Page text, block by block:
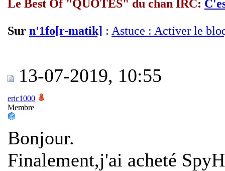
Le Best Of "QUOTES" du chan IRC:
Sur n'1fo[r-matik] : Astuce : Activer le
13-07-2019, 10:55
eric1000
Membre
Bonjour.
Finalement,j'ai acheté